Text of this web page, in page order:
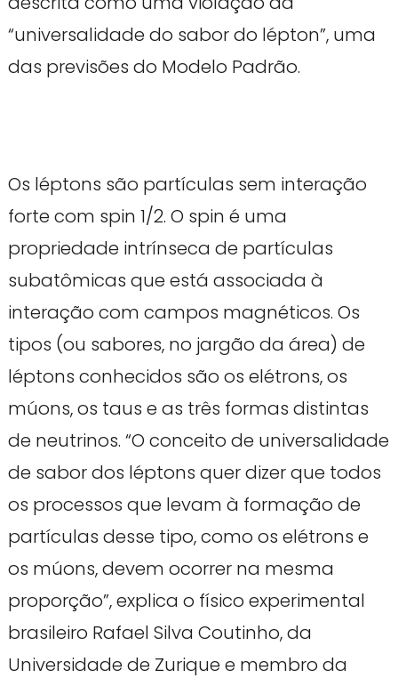
“universalidade do sabor do lépton”, uma
das previsões do Modelo Padrão.
Os léptons são partículas sem interação
forte com spin 1/2. O spin é uma
propriedade intrínseca de partículas
subatômicas que está associada à
interação com campos magnéticos. Os
tipos (ou sabores, no jargão da área) de
léptons conhecidos são os elétrons, os
múons, os taus e as três formas distintas
de neutrinos. “O conceito de universalidade
de sabor dos léptons quer dizer que todos
os processos que levam à formação de
partículas desse tipo, como os elétrons e
os múons, devem ocorrer na mesma
proporção”, explica o físico experimental
brasileiro Rafael Silva Coutinho, da
Universidade de Zurique e membro da